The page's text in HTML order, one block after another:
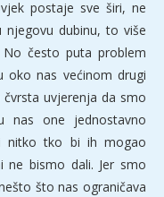
postaje sve širi, ne
dubinu, to više
često puta problem
oko nas većinom drugi
uvjerenja da smo
nas one jednostavno
nitko tko bi ih mogao
ne bismo dali. Jer smo
što nas ograničava